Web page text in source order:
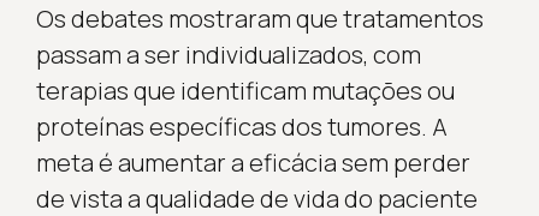
Os debates mostraram que tratamentos
passam a ser individualizados, com
terapias que identificam mutações ou
proteínas específicas dos tumores. A
meta é aumentar a eficácia sem perder
de vista a qualidade de vida do paciente